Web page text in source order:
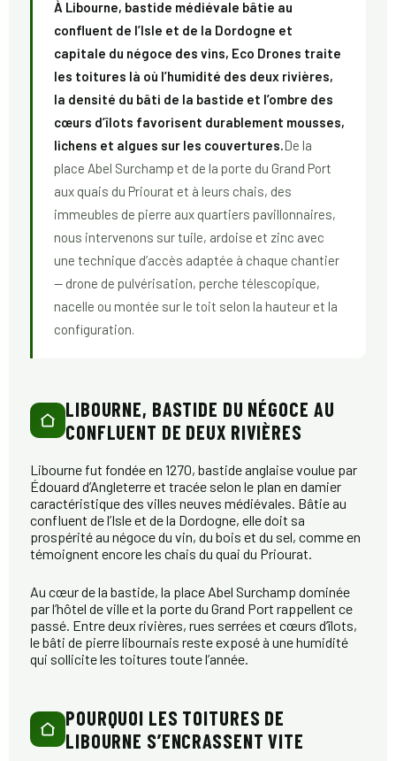
À Libourne, bastide médiévale bâtie au
confluent de l’Isle et de la Dordogne et
capitale du négoce des vins, Eco Drones traite
les toitures là où l’humidité des deux rivières,
la densité du bâti de la bastide et l’ombre des
cœurs d’îlots favorisent durablement mousses,
lichens et algues sur les couvertures.De la
place Abel Surchamp et de la porte du Grand Port
aux quais du Priourat et à leurs chais, des
immeubles de pierre aux quartiers pavillonnaires,
nous intervenons sur tuile, ardoise et zinc avec
une technique d’accès adaptée à chaque chantier
— drone de pulvérisation, perche télescopique,
nacelle ou montée sur le toit selon la hauteur et la
configuration.
LIBOURNE, BASTIDE DU NÉGOCE AU
CONFLUENT DE DEUX RIVIÈRES
Libourne fut fondée en 1270, bastide anglaise voulue par
Édouard d’Angleterre et tracée selon le plan en damier
caractéristique des villes neuves médiévales. Bâtie au
confluent de l’Isle et de la Dordogne, elle doit sa
prospérité au négoce du vin, du bois et du sel, comme en
témoignent encore les chais du quai du Priourat.
Au cœur de la bastide, la place Abel Surchamp dominée
par l’hôtel de ville et la porte du Grand Port rappellent ce
passé. Entre deux rivières, rues serrées et cœurs d’îlots,
le bâti de pierre libournais reste exposé à une humidité
qui sollicite les toitures toute l’année.
POURQUOI LES TOITURES DE
LIBOURNE S’ENCRASSENT VITE